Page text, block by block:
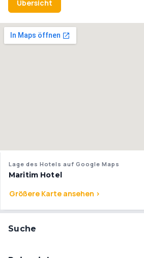
Übersicht
Lage des Hotels auf Google Maps
Maritim Hotel
Größere Karte ansehen >
Suche